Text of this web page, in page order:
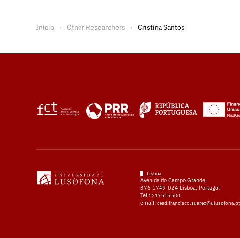
Início Other Researchers Cristina Santos
Lisboa
Avenida do Campo Grande,
376 1749-024 Lisboa, Portugal
Tel.: 217 515 500
email: cead.francisco.suarez@ulusofona.pt